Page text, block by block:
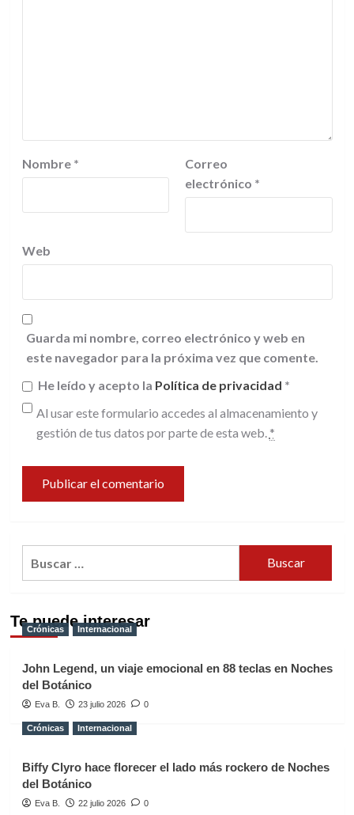
Nombre *
Correo
electrónico *
Web
Guarda mi nombre, correo electrónico y web en
este navegador para la próxima vez que comente.
He leído y acepto la Política de privacidad *
Al usar este formulario accedes al almacenamiento y
gestión de tus datos por parte de esta web. *
Te puede interesar
Crónicas Internacional
John Legend, un viaje emocional en 88 teclas en Noches
del Botánico
Eva B. 23 julio 2026 0
Crónicas Internacional
Biffy Clyro hace florecer el lado más rockero de Noches
del Botánico
Eva B. 22 julio 2026 0